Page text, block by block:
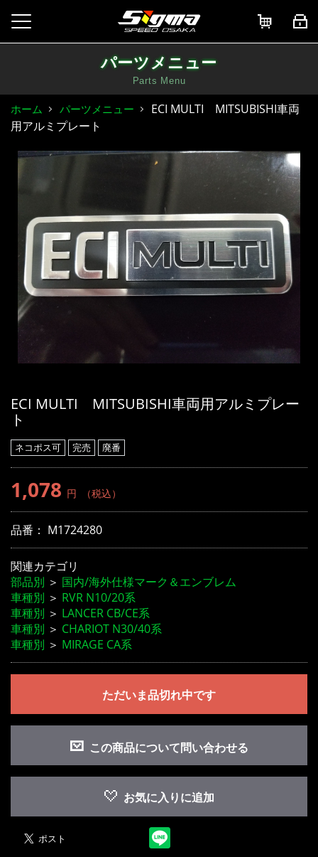
パーツメニュー
Parts Menu
ホーム パーツメニュー
ECI MULTI MITSUBISHI車両
用アルミプレート
ECI MULTI MITSUBISHI車両用アルミプレー
ト
ネコポス可 完売 廃番
1,078 円 （税込）
品番： M1724280
関連カテゴリ
部品別 ＞ 国内/海外仕様マーク＆エンブレム
車種別 ＞ RVR N10/20系
車種別 ＞ LANCER CB/CE系
車種別 ＞ CHARIOT N30/40系
車種別 ＞ MIRAGE CA系
ただいま品切れ中です
この商品について問い合わせる
お気に入りに追加